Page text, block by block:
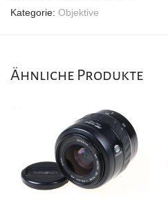
Kategorie: Objektive
Ähnliche Produkte